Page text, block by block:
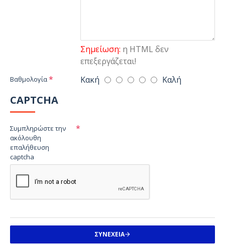
Σημείωση: η HTML δεν
επεξεργάζεται!
Βαθμολογία Κακή Καλή
CAPTCHA
Συμπληρώστε την
ακόλουθη
επαλήθευση
captcha
ΣΥΝΈΧΕΙΑ